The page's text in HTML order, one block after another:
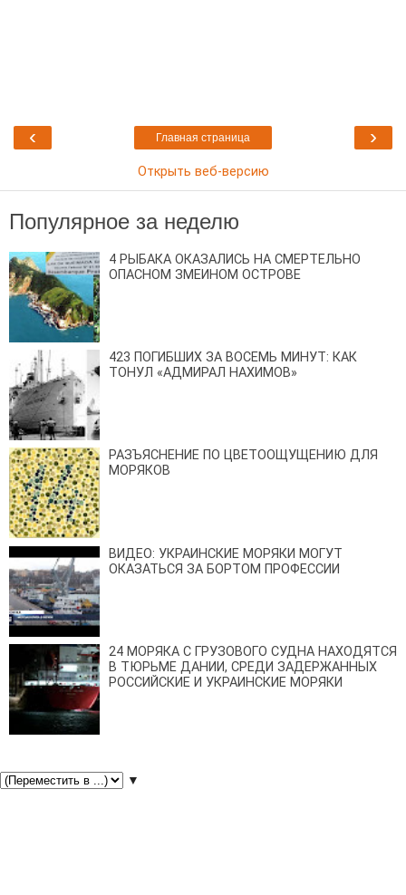
‹ ›
Главная страница
Открыть веб-версию
Популярное за неделю
4 РЫБАКА ОКАЗАЛИСЬ НА СМЕРТЕЛЬНО
ОПАСНОМ ЗМЕИНОМ ОСТРОВЕ
423 ПОГИБШИХ ЗА ВОСЕМЬ МИНУТ: КАК
ТОНУЛ «АДМИРАЛ НАХИМОВ»
РАЗЪЯСНЕНИЕ ПО ЦВЕТООЩУЩЕНИЮ ДЛЯ
МОРЯКОВ
ВИДЕО: УКРАИНСКИЕ МОРЯКИ МОГУТ
ОКАЗАТЬСЯ ЗА БОРТОМ ПРОФЕССИИ
24 МОРЯКА С ГРУЗОВОГО СУДНА НАХОДЯТСЯ
В ТЮРЬМЕ ДАНИИ, СРЕДИ ЗАДЕРЖАННЫХ
РОССИЙСКИЕ И УКРАИНСКИЕ МОРЯКИ
▼